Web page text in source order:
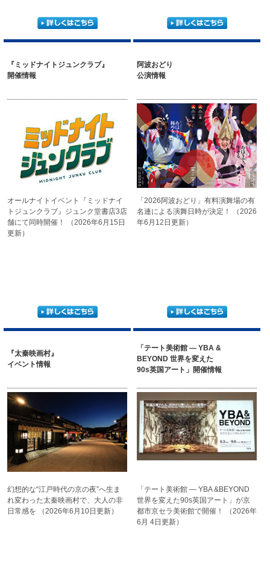
『ミッドナイトジュンクラブ』
開催情報
オールナイトイベント
『ミッドナイ
トジュンクラブ』 ジュンク堂書店3店
舗にて 同時開催！
（2026年6月15日
更新）
阿波おどり
公演情報
「2026阿波おどり」有料演舞場の有
名連による演舞日時が決定！
（2026
年6月12日更新）
『太秦映画村』
イベント情報
幻想的な“江戸時代の京の夜”へ生ま
れ変わった太秦映画村で、 大人の非
日常感を
（2026年6月10日更新）
「テート美術館 ― YBA &
BEYOND 世界を変えた
90s英国アート」開催情報
「テート美術館 ― YBA &BEYOND
世界を変えた90s英国アート」が京
都市京セラ美術館で開催！
（2026年
6月 4日更新）